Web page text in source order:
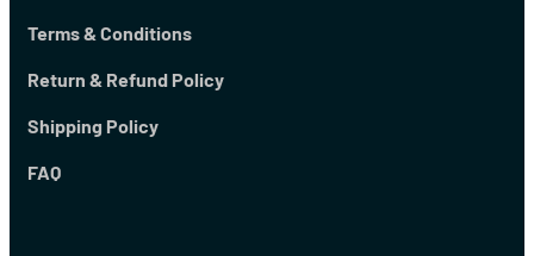
Terms & Conditions
Return & Refund Policy
Shipping Policy
FAQ